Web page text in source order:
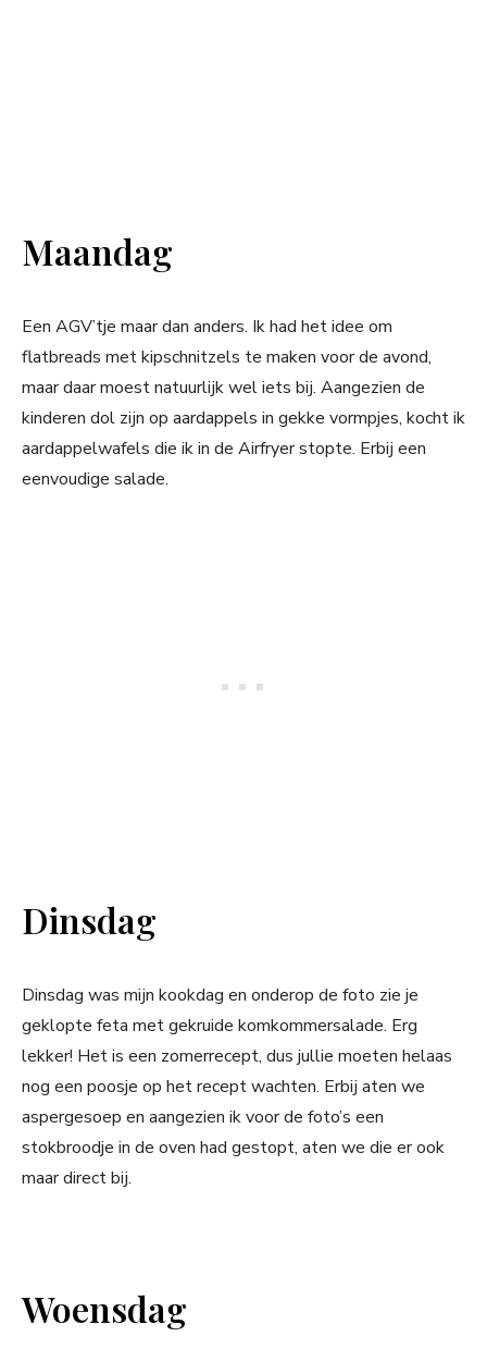
Maandag
Een AGV’tje maar dan anders. Ik had het idee om
flatbreads met kipschnitzels te maken voor de avond,
maar daar moest natuurlijk wel iets bij. Aangezien de
kinderen dol zijn op aardappels in gekke vormpjes, kocht ik
aardappelwafels die ik in de Airfryer stopte. Erbij een
eenvoudige salade.
Dinsdag
Dinsdag was mijn kookdag en onderop de foto zie je
geklopte feta met gekruide komkommersalade. Erg
lekker! Het is een zomerrecept, dus jullie moeten helaas
nog een poosje op het recept wachten. Erbij aten we
aspergesoep en aangezien ik voor de foto’s een
stokbroodje in de oven had gestopt, aten we die er ook
maar direct bij.
Woensdag